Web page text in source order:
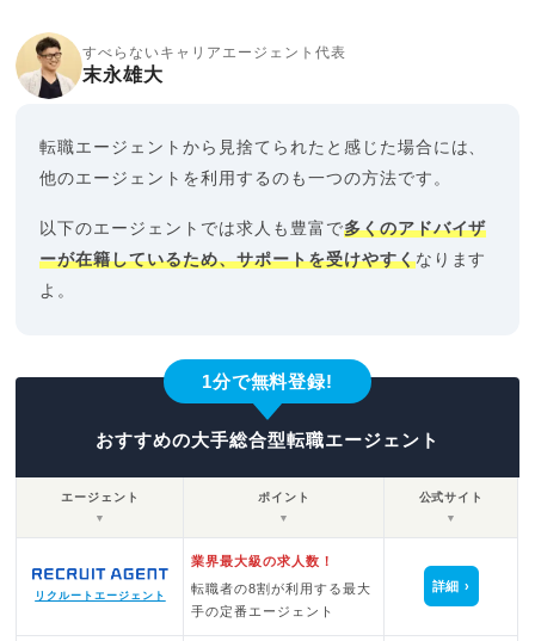
すべらないキャリアエージェント代表
末永雄大
転職エージェントから見捨てられたと感じた場合には、
他のエージェントを利用するのも一つの方法です。
以下のエージェントでは求人も豊富で多くのアドバイザ
ーが在籍しているため、サポートを受けやすくなります
よ。
1分で無料登録!
おすすめの大手総合型転職エージェント
エージェント
▼
ポイント
▼
公式サイト
▼
リクルートエージェント
業界最大級の求人数！
転職者の8割が利用する最大
手の定番エージェント
詳細